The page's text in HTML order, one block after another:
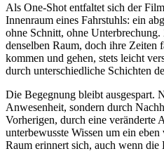
Als One-Shot entfaltet sich der
Innenraum eines Fahrstuhls: ein
ohne Schnitt, ohne
denselben Raum, doch ihre Zeiten
kommen und gehen, stets leicht
durch unterschiedliche Schichten
Die Begegnung bleibt ausgespart.
Anwesenheit, sondern durch
Vorherigen, durch eine veränderte
unterbewusste Wissen um ein
Raum erinnert sich, auch wenn